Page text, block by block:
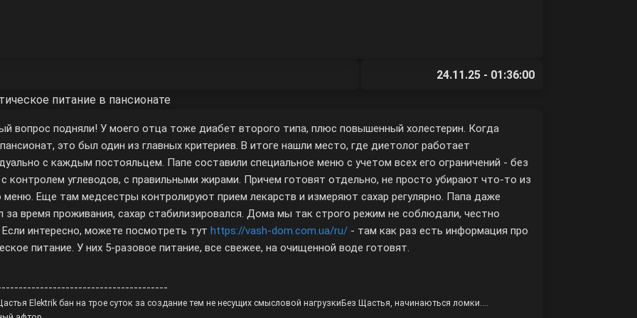
24.11.25 - 01:36:00
питание в пансионате
вопрос подняли! У моего отца тоже диабет второго типа, плюс повышенный холестерин. Когда
это был один из главных критериев. В итоге нашли место, где диетолог работает
с каждым постояльцем. Папе составили специальное меню с учетом всех его ограничений - без
с контролем углеводов, с правильными жирами. Причем готовят отдельно, не просто убирают что-то из
Еще там медсестры контролируют прием лекарств и измеряют сахар регулярно. Папа даже
за время проживания, сахар стабилизировался. Дома мы так строго режим не соблюдали, честно
Если интересно, можете посмотреть тут https://vash-dom.com.ua/ru/- там как раз есть информация про
питание. У них 5-разовое питание, все свежее, на очищенной воде готовят.
Elektrik бан на трое суток за создание тем не несущих смысловой нагрузкиБез Щастья, начинаються ломки....